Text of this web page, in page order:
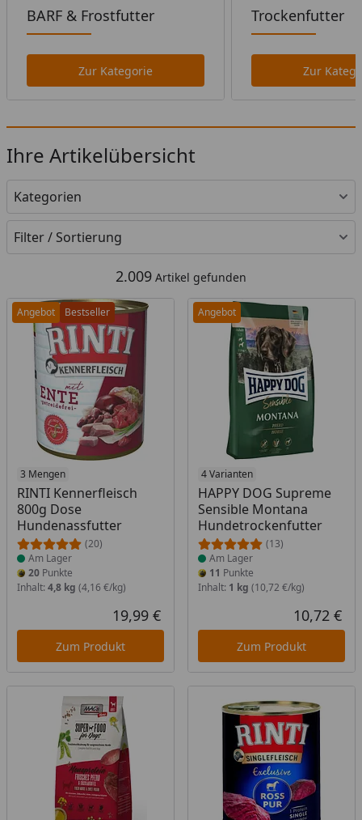
BARF & Frostfutter
Zur Kategorie
Trockenfutter
Zur
Ihre Artikelübersicht
Kategorien
Filter / Sortierung
2.009 Artikel gefunden
Angebot Bestseller
3 Mengen
RINTI Kennerfleisch
800g Dose
Hundenassfutter
(20)
Produkt am Lager
Am Lager
20 Punkte
Inhalt: 4,8 kg (4,16 €/kg)
Aktueller Preis
19,99 €
Zum Produkt
Angebot
4 Varianten
HAPPY DOG Supreme
Sensible Montana
Hundetrockenfutter
(13)
Produkt am Lager
Am Lager
11 Punkte
Inhalt: 1 kg (10,72 €/kg)
10,72 €
Zum Produkt